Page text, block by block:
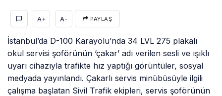
A+ A- PAYLAŞ
İstanbul’da D-100 Karayolu’nda 34 LVL 275 plakalı
okul servisi şoförünün ‘çakar’ adı verilen sesli ve ışıklı
uyarı cihazıyla trafikte hız yaptığı görüntüler, sosyal
medyada yayınlandı. Çakarlı servis minübüsüyle ilgili
çalışma başlatan Sivil Trafik ekipleri, servis şoförünün